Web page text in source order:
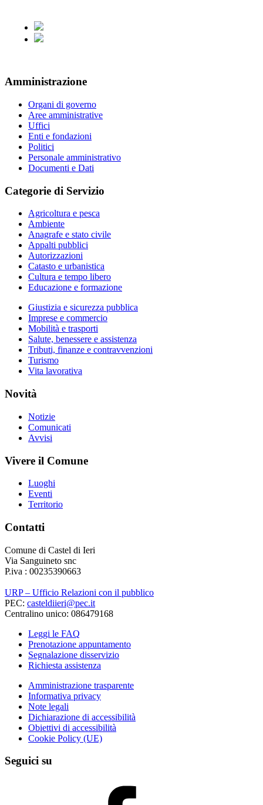
Amministrazione
Organi di governo
Aree amministrative
Uffici
Enti e fondazioni
Politici
Personale amministrativo
Documenti e Dati
Categorie di Servizio
Agricoltura e pesca
Ambiente
Anagrafe e stato civile
Appalti pubblici
Autorizzazioni
Catasto e urbanistica
Cultura e tempo libero
Educazione e formazione
Giustizia e sicurezza pubblica
Imprese e commercio
Mobilità e trasporti
Salute, benessere e assistenza
Tributi, finanze e contravvenzioni
Turismo
Vita lavorativa
Novità
Notizie
Comunicati
Avvisi
Vivere il Comune
Luoghi
Eventi
Territorio
Contatti
Comune di Castel di Ieri
Via Sanguineto snc
P.iva : 00235390663
URP – Ufficio Relazioni con il pubblico
PEC: casteldiieri@pec.it
Centralino unico: 086479168
Leggi le FAQ
Prenotazione appuntamento
Segnalazione disservizio
Richiesta assistenza
Amministrazione trasparente
Informativa privacy
Note legali
Dichiarazione di accessibilità
Obiettivi di accessibilità
Cookie Policy (UE)
Seguici su